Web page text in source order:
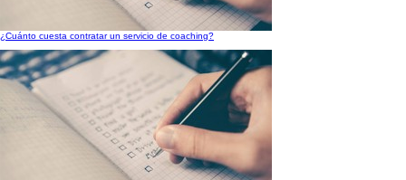
¿Cuánto cuesta contratar un servicio de coaching?